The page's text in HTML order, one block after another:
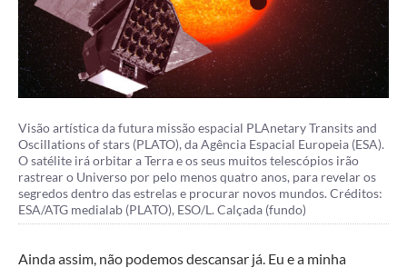
Visão artística da futura missão espacial PLAnetary Transits and
Oscillations of stars (PLATO), da Agência Espacial Europeia (ESA).
O satélite irá orbitar a Terra e os seus muitos telescópios irão
rastrear o Universo por pelo menos quatro anos, para revelar os
segredos dentro das estrelas e procurar novos mundos. Créditos:
ESA/ATG medialab (PLATO), ESO/L. Calçada (fundo)
Ainda assim, não podemos descansar já. Eu e a minha